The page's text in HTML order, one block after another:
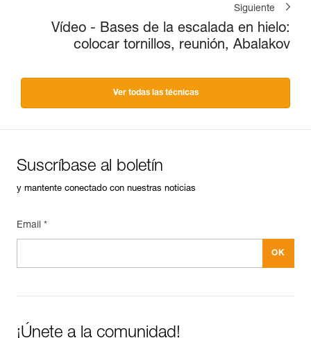
Siguiente
Vídeo - Bases de la escalada en hielo:
colocar tornillos, reunión, Abalakov
Ver todas las técnicas
Suscríbase al boletín
y mantente conectado con nuestras noticias
Email *
¡Únete a la comunidad!